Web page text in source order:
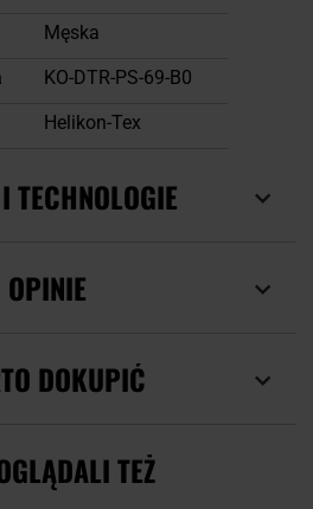
Męska
KO-DTR-PS-69-B0
Helikon-Tex
TECHNOLOGIE
OPINIE
DOKUPIĆ
TEŻ